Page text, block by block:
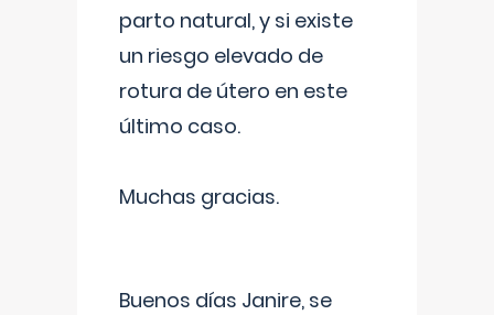
parto natural, y si existe
un riesgo elevado de
rotura de útero en este
último caso.
Muchas gracias.
Buenos días Janire, se